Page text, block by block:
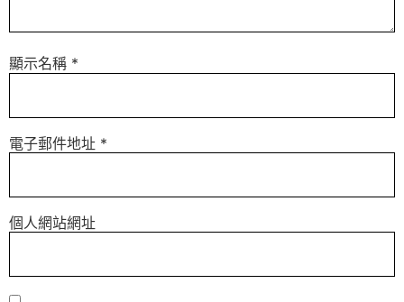
顯示名稱 *
電子郵件地址 *
個人網站網址